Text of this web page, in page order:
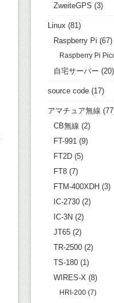
ZweiteGPS (3)
Linux (81)
Raspberry Pi (67)
Raspberry Pi
自宅サーバー (20)
source code (17)
アマチュア無線
CB無線 (2)
FT-991 (9)
FT2D (5)
FT8 (7)
FTM-400XDH (3)
IC-2730 (2)
IC-3N (2)
JT65 (2)
TR-2500 (2)
TS-180 (1)
WIRES-X (8)
HRI-200 (7)